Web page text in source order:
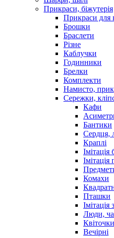
Прикраси, біжутерія
Прикраси для
Брошки
Браслети
Різне
Каблучки
Годинники
Брелки
Комплекти
Намисто,
Сережки,
Кафи
Бантики
Сердця,
Краплі
Імітація
Комахи
Пташки
Імітація
Люди,
Квіточки
Вечірні